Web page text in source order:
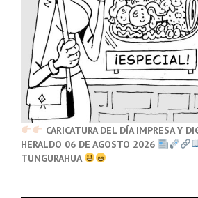
CARICATURA DEL DÍA IMPRESA Y
HERALDO 06 DE AGOSTO 2026
TUNGURAHUA